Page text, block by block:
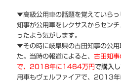
▼高級公用車の話題を覚えていら
知事が公用車をレクサスからセン
ったよう気がします。
▼その時に岐阜県の古田知事の公用
た。当時の報道によると、古田知事
で、2018年に1464万円で購入 し
用車もヴェルファイアで、2013